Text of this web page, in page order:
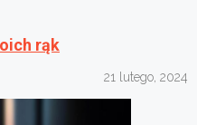
rąk
21 lutego, 2024